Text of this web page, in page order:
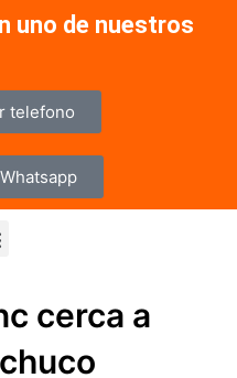
uno de nuestros
telefono
cerca a